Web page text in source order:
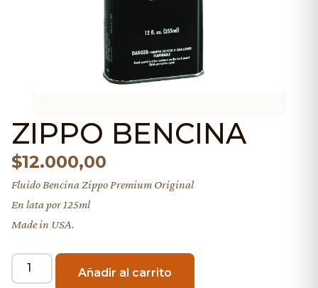
ZIPPO BENCINA
$12.000,00
Fluido Bencina Zippo Premium Original
En lata por 125ml
Made in USA.
Añadir al carrito